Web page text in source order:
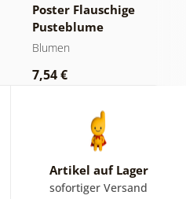
Poster Flauschige
Pusteblume
Blumen
7,54 €
Artikel auf Lager
sofortiger Versand